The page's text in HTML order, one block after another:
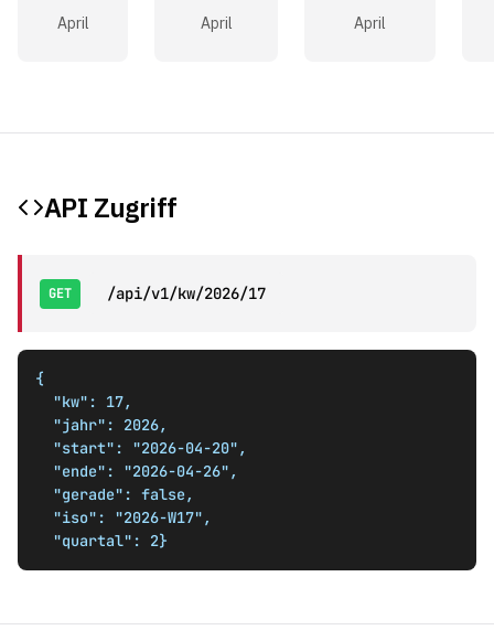
April April April
API Zugriff
GET /api/v1/kw/2026/17
{
  "quartal": 2}